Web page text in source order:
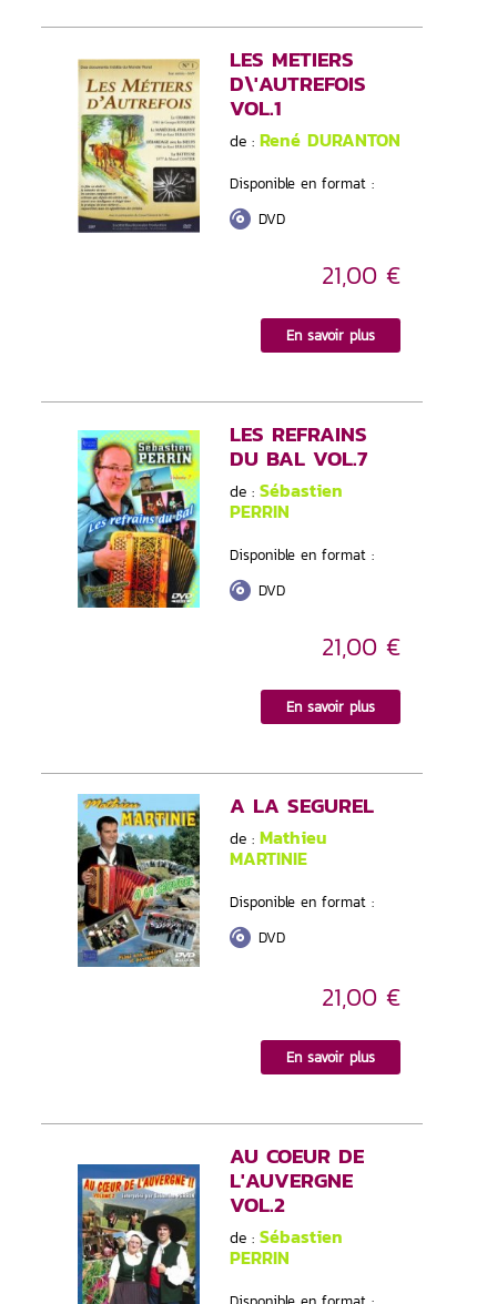
LES METIERS
D\'AUTREFOIS
VOL.1
de : René DURANTON
Disponible en format :
DVD
21,00 €
En savoir plus
LES REFRAINS
DU BAL VOL.7
de : Sébastien
PERRIN
Disponible en format :
DVD
21,00 €
En savoir plus
A LA SEGUREL
de : Mathieu
MARTINIE
Disponible en format :
DVD
21,00 €
En savoir plus
AU COEUR DE
L'AUVERGNE
VOL.2
de : Sébastien
PERRIN